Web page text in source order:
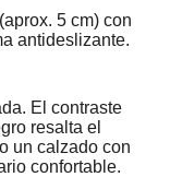
5 cm) con
antideslizante.
El contraste
resalta el
un calzado con
confortable.